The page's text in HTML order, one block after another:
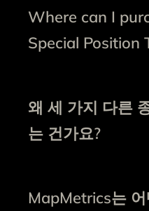
Where can I
Special Position
왜 세 가지 다른
는 건가요?
MapMetrics는